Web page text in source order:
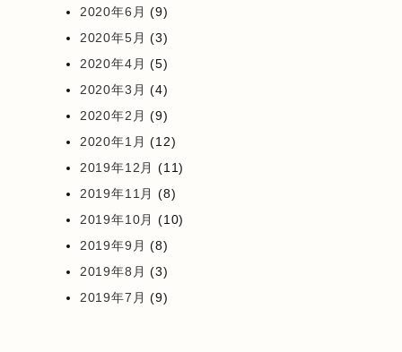
2020年6月 (9)
2020年5月 (3)
2020年4月 (5)
2020年3月 (4)
2020年2月 (9)
2020年1月 (12)
2019年12月 (11)
2019年11月 (8)
2019年10月 (10)
2019年9月 (8)
2019年8月 (3)
2019年7月 (9)